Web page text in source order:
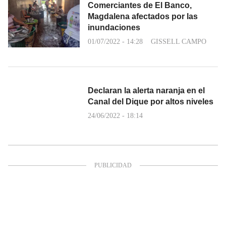
Comerciantes de El Banco,
Magdalena afectados por las
inundaciones
01/07/2022 - 14:28 GISSELL CAMPO
Declaran la alerta naranja en el
Canal del Dique por altos niveles
24/06/2022 - 18:14